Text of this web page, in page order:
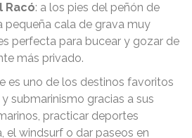
Racó: a los pies del peñón de
pequeña cala de grava muy
perfecta para bucear y gozar de
más privado.
es uno de los destinos favoritos
submarinismo gracias a sus
practicar deportes
el windsurf o dar paseos en